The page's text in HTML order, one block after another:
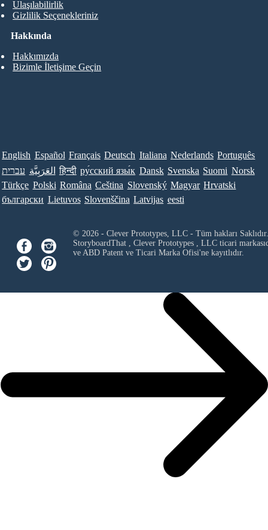
Hakkında
Hakkımızda
Bizimle İletişime Geçin
Ulaşılabilirlik
Gizlilik Seçenekleriniz
English Español Français Deutsch Italiana Nederlands Português
עברית العَرَبِيَّة हिन्दी ру́сский язы́к Dansk Svenska Suomi Norsk
Türkçe Polski Româna Ceština Slovenský Magyar Hrvatski
български Lietuvos Slovenščina Latvijas eesti
© 2026 - Clever Prototypes, LLC - Tüm hakları Saklıdır.
StoryboardThat , Clever Prototypes , LLCticari
ve ABD Patent ve Ticari Marka Ofisi'ne kayıtlıdır.